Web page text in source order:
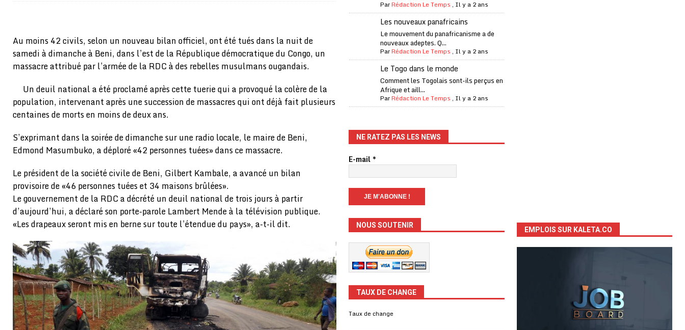
A LA UNE
[ 01/08/2026 ] Quatre candidats à la succession d’Infantino à la tête de la FIFA
[ 01/08/2026 ]
Bénin : Romuald Wadagni reçoit le milliardaire Aliko Dangote
A LA UNE
[ 31/07/2026 ] Franco Baresi, légendaire défenseur de l’Italie et de l’AC Milan, est mort à 66 ans
A LA UNE
[ 31/07/2026 ] Benjamin Mendy a vendu aux enchères son trophée de la Coupe du monde
[ 31/07/2026 ] Projet d’investisseurs à la Fifa: l’UEFA menace à «l’unanimité» d’un boycott des Coupes du monde
[ 30/07/2026 ] Mali : au moins 19 soldats exécutés, Amnesty International exige une enquête
[ 05/08/2026 ] Hervé Renard devient sélectionneur des Eléphants de Côte d’Ivoire
Au moins 42 civils, selon un nouveau bilan officiel, ont été tués dans la nuit de
samedi à dimanche à Beni, dans l’est de la République démocratique du Congo, un
massacre attribué par l’armée de la RDC à des rebelles musulmans ougandais.
Un deuil national a été proclamé après cette tuerie qui a provoqué la colère de la
population, intervenant après une succession de massacres qui ont déjà fait plusieurs
centaines de morts en moins de deux ans.
S’exprimant dans la soirée de dimanche sur une radio locale, le maire de Beni,
Edmond Masumbuko, a déploré «42 personnes tuées» dans ce massacre.
Le président de la société civile de Beni, Gilbert Kambale, a avancé un bilan
provisoire de «46 personnes tuées et 34 maisons brûlées».
Le gouvernement de la RDC a décrété un deuil national de trois jours à partir
d’aujourd’hui, a déclaré son porte-parole Lambert Mende à la télévision publique.
«Les drapeaux seront mis en berne sur toute l’étendue du pays», a-t-il dit.
ParRédaction Le Temps , Il y a 2 ans
Les nouveaux panafricains
Le mouvement du panafricanisme a de
nouveaux adeptes. Q...
ParRédaction Le Temps , Il y a 2 ans
Le Togo dans le monde
Comment les Togolais sont-ils perçus en
Afrique et aill...
ParRédaction Le Temps , Il y a 2 ans
NE RATEZ PAS LES NEWS
E-mail*
NOUS SOUTENIR
TAUX DE CHANGE
Taux de change
EMPLOIS SUR KALETA.CO